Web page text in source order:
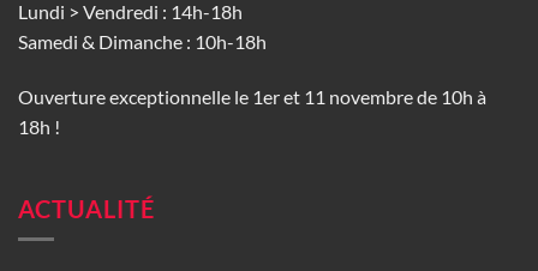
Lundi > Vendredi : 14h-18h
Samedi & Dimanche : 10h-18h
Ouverture exceptionnelle le 1er et 11 novembre de 10h à
18h !
ACTUALITÉ